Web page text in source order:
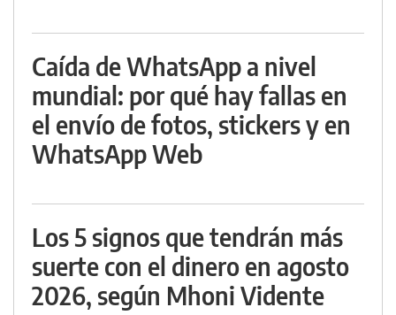
Caída de WhatsApp a nivel
mundial: por qué hay fallas en
el envío de fotos, stickers y en
WhatsApp Web
Los 5 signos que tendrán más
suerte con el dinero en agosto
2026, según Mhoni Vidente